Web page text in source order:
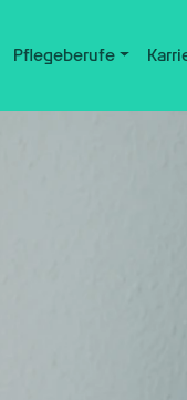
Pflegeberufe